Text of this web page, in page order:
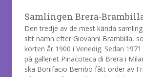
Samlingen Brera-
Den tredje av de mest kända
sitt namn efter Giovanni Brambilla,
korten år 1900 i Venedig. Sedan
på galleriet Pinacoteca di Brera i
ska Bonifacio Bembo fått order av